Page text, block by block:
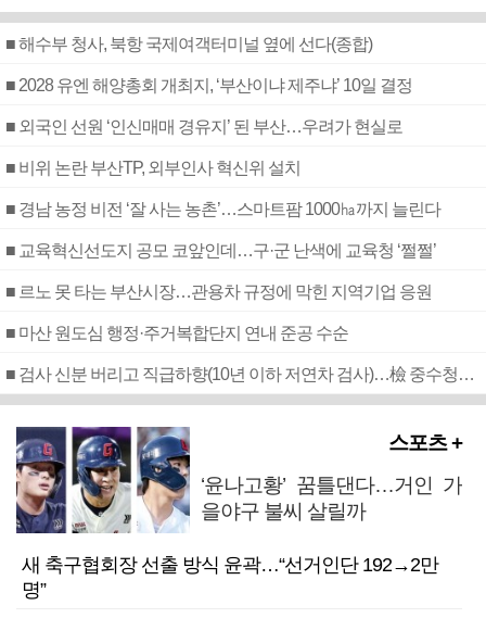
■ 해수부 청사, 북항 국제여객터미널 옆에 선다(종합)
■ 2028 유엔 해양총회 개최지, ‘부산이냐 제주냐’ 10일 결정
■ 외국인 선원 ‘인신매매 경유지’ 된 부산…우려가 현실로
■ 비위 논란 부산TP, 외부인사 혁신위 설치
■ 경남 농정 비전 ‘잘 사는 농촌’…스마트팜 1000㏊까지 늘린다
■ 교육혁신선도지 공모 코앞인데…구·군 난색에 교육청 ‘쩔쩔’
■ 르노 못 타는 부산시장…관용차 규정에 막힌 지역기업 응원
■ 마산 원도심 행정·주거복합단지 연내 준공 수순
■ 검사 신분 버리고 직급하향(10년 이하 저연차 검사)…檢 중수청행 기피
스포츠 +
‘윤나고황’ 꿈틀댄다…거인 가
을야구 불씨 살릴까
새 축구협회장 선출 방식 윤곽…“선거인단 192→2만
명”